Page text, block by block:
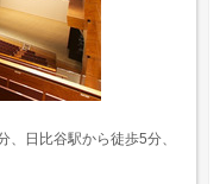
日比谷駅から徒歩5分、